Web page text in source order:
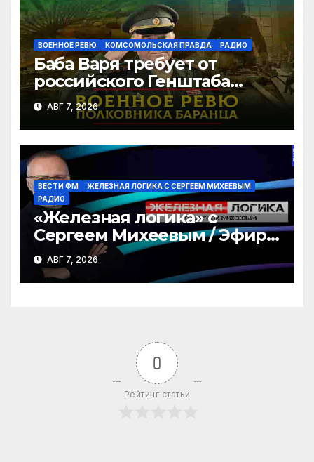
ВОЕННОЕ РЕВЮ КОМСОМОЛЬСКАЯ ПРАВДА РАДИО
Баба Варя требует от
российского Генштаба
стратегической операции
на Украине. Как быть? |
07.08.2026
АВГ 7, 2026
ВЕСТИ ФМ
ЖЕЛЕЗНАЯ ЛОГИКА С СЕРГЕЕМ МИХЕЕВЫМ
РАДИО
«Железная логика» с
Сергеем Михеевым / Эфир
07.08.2026
АВГ 7, 2026
0
Рейтинг статьи